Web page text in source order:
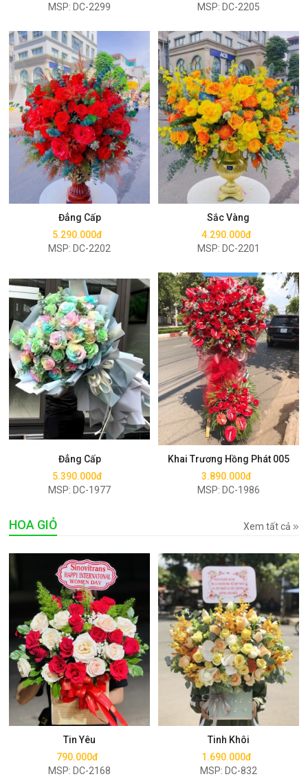
MSP: DC-2299 MSP: DC-2205
Đẳng Cấp
5.290.000đ
MSP: DC-2202
Mua ngay
Sắc Vàng
4.290.000đ
MSP: DC-2201
Mua ngay
Đẳng Cấp
5.390.000đ
MSP: DC-1977
Mua ngay
Khai Trương Hồng Phát 005
3.890.000đ
MSP: DC-1986
Mua ngay
HOA GIỎ Xem tất cả
Tin Yêu
790.000đ
MSP: DC-2168
Mua ngay
Tinh Khôi
1.690.000đ
MSP: DC-832
Mua ngay